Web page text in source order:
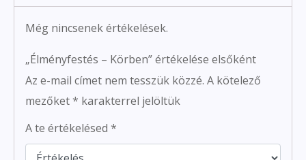
Még nincsenek értékelések.
„Élményfestés – Körben” értékelése elsőként
Az e-mail címet nem tesszük közzé. A kötelező
mezőket* karakterrel jelöltük
A te értékelésed *